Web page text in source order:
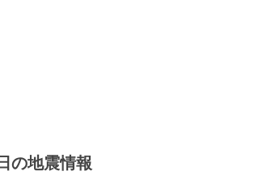
の地震情報